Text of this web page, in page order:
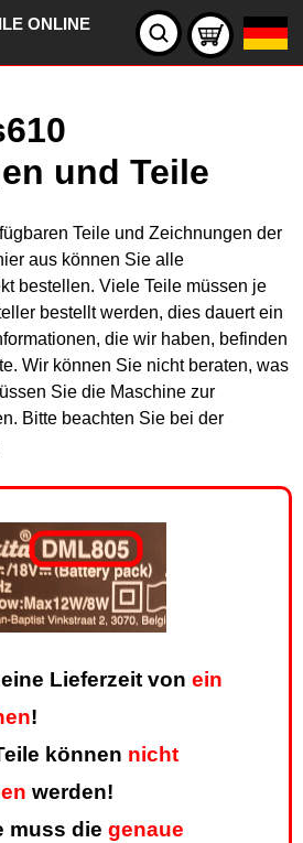
ONLINE
und Teile
Teile und Zeichnungen der
aus können Sie alle
bestellen. Viele Teile müssen je
bestellt werden, dies dauert ein
die wir haben, befinden
Wir können Sie nicht beraten, was
Sie die Maschine zur
Bitte beachten Sie bei der
Lieferzeit von ein
!
können nicht
werden!
muss die genaue